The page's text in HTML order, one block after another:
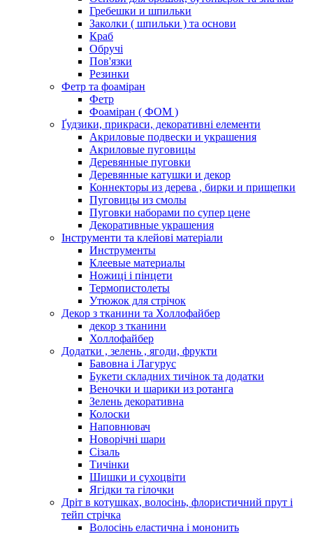
Гребешки и шпильки
Заколки ( шпильки ) та основи
Краб
Обручі
Пов'язки
Резинки
Фетр та фоаміран
Фетр
Фоаміран ( ФОМ )
Ґудзики, прикраси, декоративні елементи
Акриловые подвески и украшения
Акриловые пуговицы
Деревянные пуговки
Деревянные катушки и декор
Коннекторы из дерева , бирки и прищепки
Пуговицы из смолы
Пуговки наборами по супер цене
Декоративные украшения
Інструменти та клейові матеріали
Инструменты
Клеевые материалы
Ножиці і пінцети
Термопистолеты
Утюжок для стрічок
Декор з тканини та Холлофайбер
декор з тканини
Холлофайбер
Додатки , зелень , ягоди, фрукти
Бавовна і Лагурус
Букети складних тичінок та додатки
Веночки и шарики из ротанга
Зелень декоративна
Колоски
Наповнювач
Новорічні шари
Сізаль
Тичінки
Шишки и сухоцвіти
Ягідки та гілочки
Дріт в котушках, волосінь, флористичний прут і
тейп стрічка
Волосінь еластична і мононить